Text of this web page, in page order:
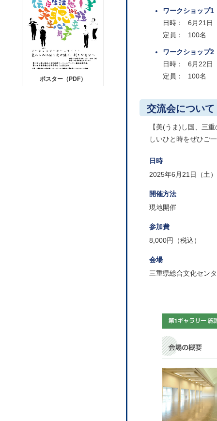
ポスター（PDF）
ワークショップ
日時：
6月21日
定員：
100名
ワークショップ
日時：
6月22日
定員：
100名
交流会について
【美(うま)し国、三
しいひと時をぜひご
日時
2025年6月21日（土
開催方法
現地開催
参加費
8,000円（税込）
会場
三重県総合文化セン